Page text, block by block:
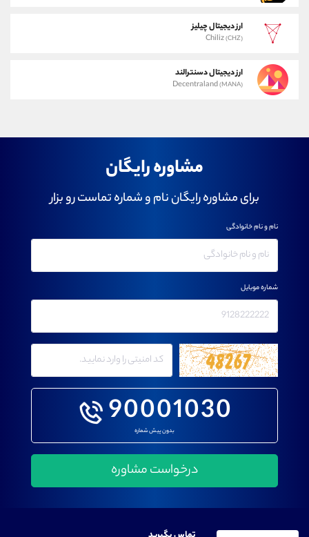
ارز دیجیتال چیلیز
Chiliz(CHZ)
ارز دیجیتال دسنترالند
Decentraland(MANA)
مشاوره رایگان
برای مشاوره رایگان نام و شماره تماست رو بزار
90001030
بدون پیش شماره
نام و نام خانوادگی
شماره موبایل